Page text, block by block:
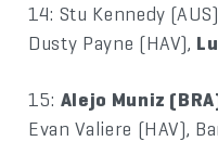
14: Stu Kennedy
Dusty Payne (HAV),
15: Alejo Muniz
Evan Valiere (HAV),